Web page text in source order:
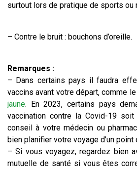
surtout lors de pratique de sports ou
– Contre le bruit : bouchons d’oreille.
Remarques :
– Dans certains pays il faudra
vaccins avant votre départ, comme
jaune. En 2023, certains pays
vaccination contre la Covid-19 soit
conseil à votre médecin ou
bien planifier votre voyage d’un point
– Si vous voyagez, regardez bien
mutuelle de santé si vous êtes